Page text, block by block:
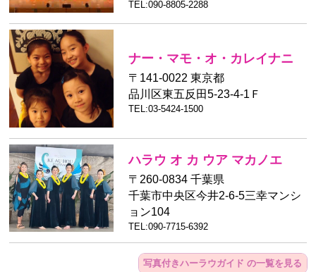
✕ Dejavu&Hanapa’a 食と音楽
&トーク＆メレフラ」お申し込
みは終了しました。
「フラレア ✕ Kukui sausage ✕ De
＆メレフラ」はソールドアウトと
なり、全て満席となりました。た
くさんのお申し込みありがとうご
ざいます！
第61回 メリーモナーク・フェスティバル
TEL:090-8805-2288
ナー・マモ・オ・カレイナニ
〒141-0022 東京都
品川区東五反田5-23-4-1Ｆ
TEL:03-5424-1500
ハラウ オ カ ウア マカノエ
〒260-0834 千葉県
千葉市中央区今井2-6-5三幸マンシ
ョン104
TEL:090-7715-6392
写真付きハーラウガイド の一覧を見る